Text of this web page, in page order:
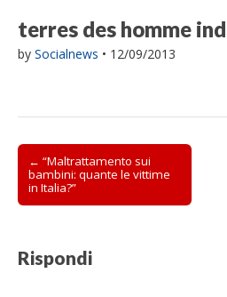
terres des homme
by Socialnews • 12/09/2013
Post
navigation
← “Maltrattamento sui
bambini: quante le vittime
in Italia?”
Rispondi